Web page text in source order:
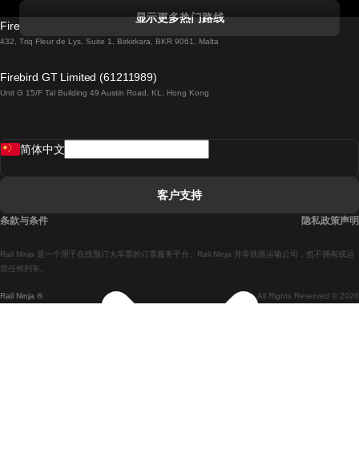
都柏林開往戈尔韦的列車
羅馬開往拿坡里的列車
馬德里開往巴塞罗那的列車
显示更多热门路线
Firebird GT Limited (OC 1451)
432, Triq Fleur de Lys, Suite 1, Birkirkara, BKR 9061, Malta
Firebird GT Limited (61211989)
Unit G 15/F Tal Building 49 Austin Road, KL, Hong Kong
Rail Ninja ® All Rights Reserved © 2026
Rail Ninja 是一个用于在线预订火车票的订票服务平台。Rail Ninja 并非铁路运输公司，也不拥有或运
营任何列车。
简体中文
客户支持
条款与条件 隐私政策声明